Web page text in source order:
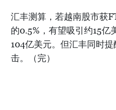
汇丰测算，若越南股市获
的0.5%，有望吸引约15亿
104亿美元。但汇丰同时
击。（完）